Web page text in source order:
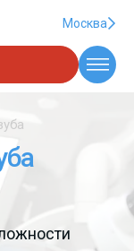
Москва